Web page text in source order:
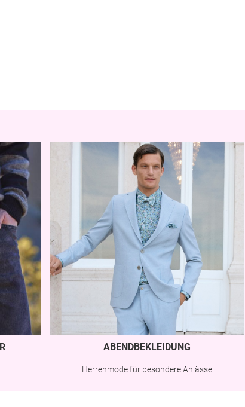
ABENDBEKLEIDUNG
Herrenmode für besondere Anlässe